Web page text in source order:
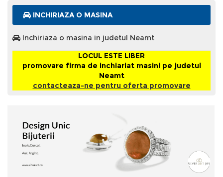
INCHIRIAZA O MASINA
Inchiriaza o masina in judetul Neamt
LOCUL ESTE LIBER
promovare firma de inchiariat masini pe judetul
Neamt
contacteaza-ne pentru oferta promovare